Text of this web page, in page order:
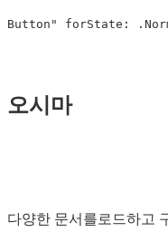
Button" forState:
오시마
다양한 문서를로드하고